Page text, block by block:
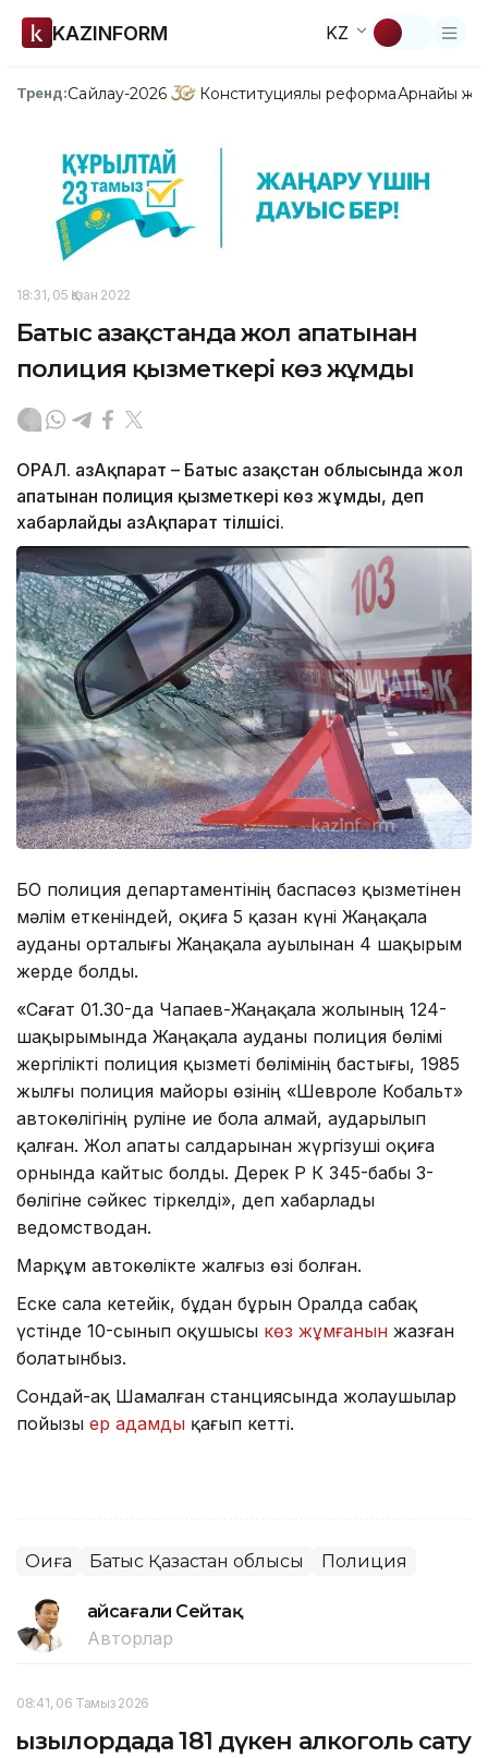
KAZINFORM KZ
Тренд:Сайлау-2026 Конституциялық реформаАрнайы
18:31, 05 Қазан 2022
Батыс Қазақстанда жол апатынан
полиция қызметкері көз жұмды
ОРАЛ. ҚазАқпарат – Батыс Қазақстан облысында жол
апатынан полиция қызметкері көз жұмды, деп
хабарлайды ҚазАқпарат тілшісі.
БҚО полиция департаментінің баспасөз қызметінен
мәлім еткеніндей, оқиға 5 қазан күні Жаңақала
ауданы орталығы Жаңақала ауылынан 4 шақырым
жерде болды.
«Сағат 01.30-да Чапаев-Жаңақала жолының 124-
шақырымында Жаңақала ауданы полиция бөлімі
жергілікті полиция қызметі бөлімінің бастығы, 1985
жылғы полиция майоры өзінің «Шевроле Кобальт»
автокөлігінің руліне ие бола алмай, аударылып
қалған. Жол апаты салдарынан жүргізуші оқиға
орнында кайтыс болды. Дерек ҚР ҚК 345-бабы 3-
бөлігіне сәйкес тіркелді», деп хабарлады
ведомстводан.
Марқұм автокөлікте жалғыз өзі болған.
Еске сала кетейік, бұдан бұрын Оралда сабақ
үстінде 10-сынып оқушысы көз жұмғанын жазған
болатынбыз.
Сондай-ақ Шамалған станциясында жолаушылар
пойызы ер адамды қағып кетті.
Оқиға Батыс Қазақстан облысы Полиция
Ғайсағали Сейтақ
Авторлар
08:41, 06 Тамыз 2026
Қызылордада 181 дүкен алкоголь сату